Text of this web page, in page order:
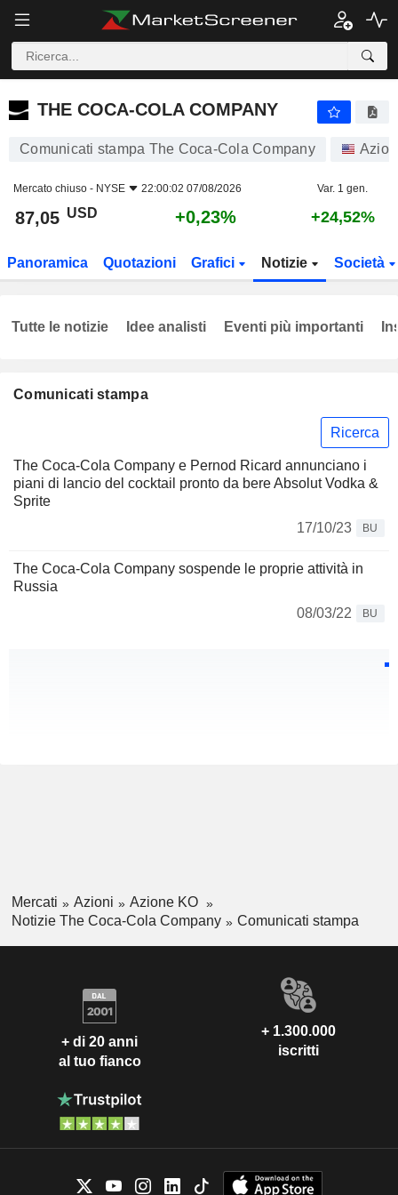
THE COCA-COLA COMPANY
THE COCA-COLA COMPANY
Comunicati stampa The Coca-Cola Company
Mercato chiuso - NYSE 22:00:02 07/08/2026 Var. 1 gen.
87,05 USD +0,23% +24,52%
Panoramica Quotazioni Grafici Notizie Società
Comunicati stampa
Ricerca
The Coca-Cola Company e Pernod Ricard annunciano i
piani di lancio del cocktail pronto da bere Absolut Vodka &
Sprite
17/10/23
BU
The Coca-Cola Company sospende le proprie attività in
Russia
08/03/22
BU
Tutte le notizie Idee analisti Eventi più importanti
Mercati Azioni
Azione KO
Notizie The Coca-Cola Company
Comunicati stampa
+ di 20 anni
al tuo fianco
+ 1.300.000
iscritti